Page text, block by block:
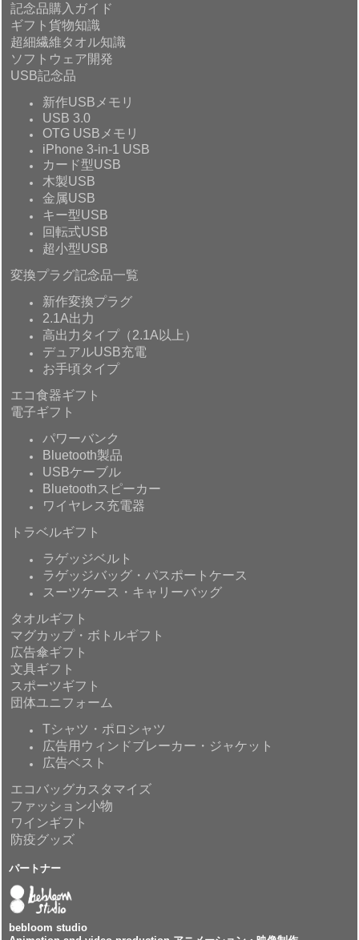
記念品購入ガイド
ギフト貨物知識
超細繊維タオル知識
ソフトウェア開発
USB記念品
新作USBメモリ
USB 3.0
OTG USBメモリ
iPhone 3-in-1 USB
カード型USB
木製USB
金属USB
キー型USB
回転式USB
超小型USB
変換プラグ記念品一覧
新作変換プラグ
2.1A出力
高出力タイプ（2.1A以上）
デュアルUSB充電
お手頃タイプ
エコ食器ギフト
電子ギフト
パワーバンク
Bluetooth製品
USBケーブル
Bluetoothスピーカー
ワイヤレス充電器
トラベルギフト
ラゲッジベルト
ラゲッジバッグ・パスポートケース
スーツケース・キャリーバッグ
タオルギフト
マグカップ・ボトルギフト
広告傘ギフト
文具ギフト
スポーツギフト
団体ユニフォーム
Tシャツ・ポロシャツ
広告用ウィンドブレーカー・ジャケット
広告ベスト
エコバッグカスタマイズ
ファッション小物
ワインギフト
防疫グッズ
パートナー
bebloom studio